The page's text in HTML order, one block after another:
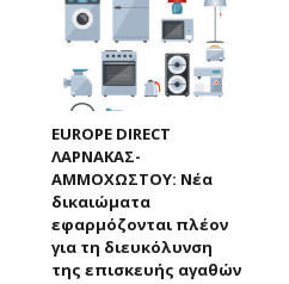
EUROPE DIRECT
ΛΑΡΝΑΚΑΣ-
ΑΜΜΟΧΩΣΤΟΥ: Νέα
δικαιώματα
εφαρμόζονται πλέον
για τη διευκόλυνση
της επισκευής αγαθών